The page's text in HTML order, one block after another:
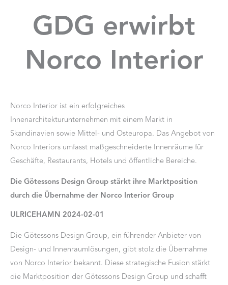
GDG erwirbt
Norco Interior
Norco Interior ist ein erfolgreiches
Innenarchitekturunternehmen mit einem Markt in
Skandinavien sowie Mittel- und Osteuropa. Das Angebot von
Norco Interiors umfasst maßgeschneiderte Innenräume für
Geschäfte, Restaurants, Hotels und öffentliche Bereiche.
Die Götessons Design Group stärkt ihre Marktposition
durch die Übernahme der Norco Interior Group
ULRICEHAMN 2024-02-01
Die Götessons Design Group, ein führender Anbieter von
Design- und Innenraumlösungen, gibt stolz die Übernahme
von Norco Interior bekannt. Diese strategische Fusion stärkt
die Marktposition der Götessons Design Group und schafft